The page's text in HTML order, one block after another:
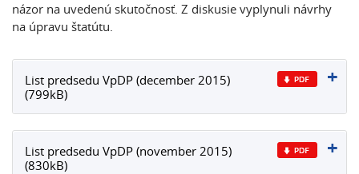
názor na uvedenú skutočnosť. Z diskusie vyplynuli návrhy
na úpravu štatútu.
List predsedu VpDP (december 2015)
(799kB)
List predsedu VpDP (november 2015)
(830kB)